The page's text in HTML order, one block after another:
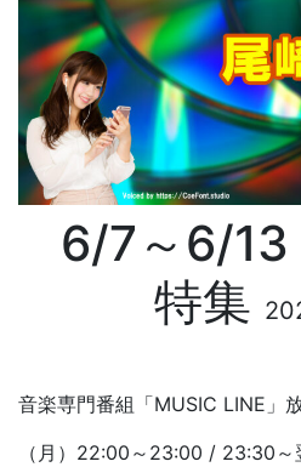
6/7～6/
特集
音楽専門番組「MUSIC LINE」
（月）22:00～23:00 / 23:30